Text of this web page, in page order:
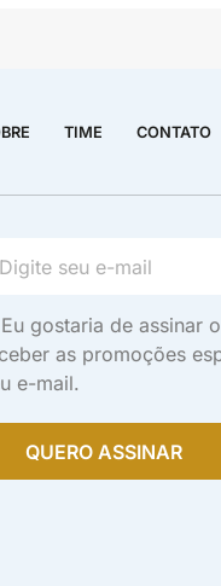
TIME CONTATO
Eu gostaria de assinar
as promoções
e-mail.
QUERO ASSINAR